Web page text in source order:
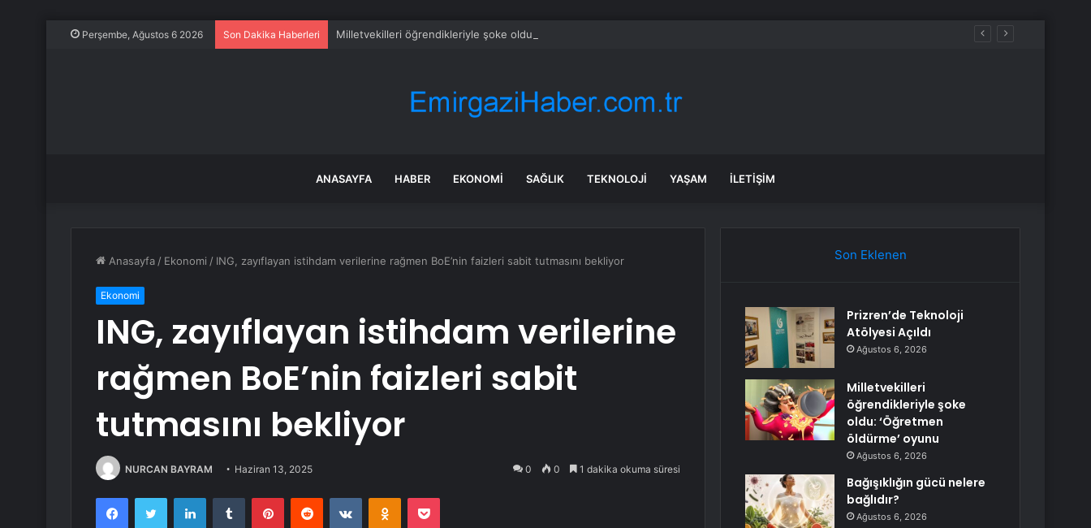
Perşembe, Ağustos 6 2026 Son Dakika Haberleri Milletvekilleri öğrendikleriyle şoke oldu: ‘Öğretmen öldürme’ oyunu
ANASAYFA HABER EKONOMI SAĞLIK TEKNOLOJI YAŞAM İLETIŞIM
Anasayfa / Ekonomi / ING, zayıflayan istihdam verilerine rağmen BoE’nin faizleri sabit tutmasını bekliyor
Ekonomi
ING, zayıflayan istihdam verilerine
rağmen BoE’nin faizleri sabit
tutmasını bekliyor
NURCAN BAYRAM Haziran 13, 2025 0 0 1 dakika okuma süresi
FacebookTwitter LinkedInTumblr PinterestReddit VKontakteOdnoklassniki
Pocket
Son Eklenen
Prizren’de Teknoloji
Atölyesi Açıldı
Ağustos 6, 2026
Milletvekilleri
öğrendikleriyle şoke
oldu: ‘Öğretmen
öldürme’ oyunu
Ağustos 6, 2026
Bağışıklığın gücü nelere
bağlıdır?
Ağustos 6, 2026